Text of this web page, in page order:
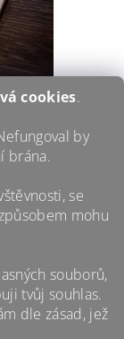
a heslem v
cookies.
by
brána.
se
mohu
souborů,
tvůj souhlas.
dle zásad, jež